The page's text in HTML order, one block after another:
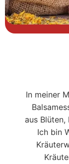
In meiner
aus Blüten,
Ich bin